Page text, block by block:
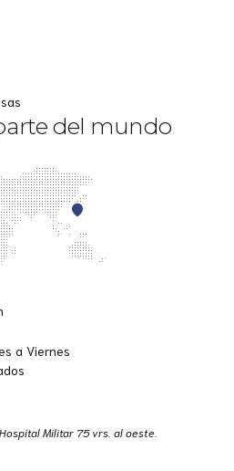
del mundo
a Viernes
Militar 75 vrs. al oeste.